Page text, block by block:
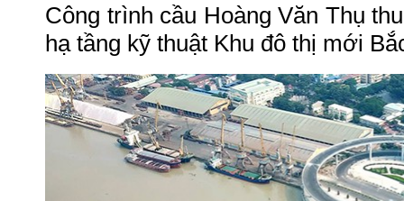
Công trình cầu Hoàng Văn Thụ
hạ tầng kỹ thuật Khu đô thị mới